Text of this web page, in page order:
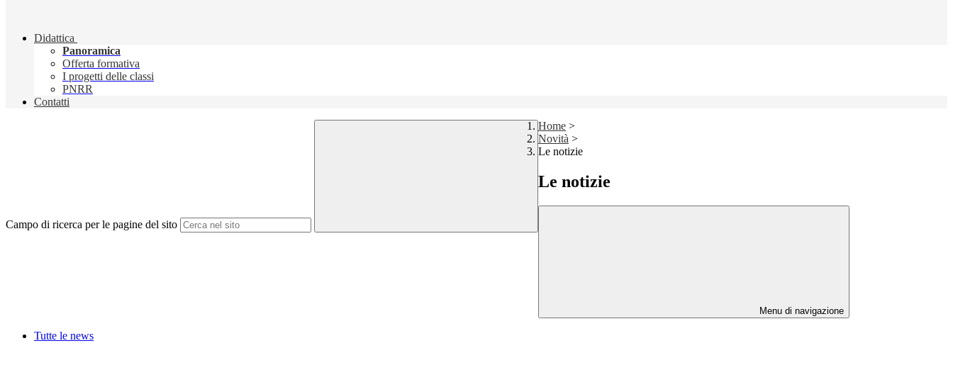
Didattica
Panoramica
Offerta formativa
I progetti delle classi
PNRR
Contatti
Campo di ricerca per le pagine del sito
Home >
Novità >
Le notizie
Le notizie
Menu di navigazione
Tutte le news